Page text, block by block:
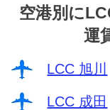
空港別に
運
LCC 旭川
LCC 成田